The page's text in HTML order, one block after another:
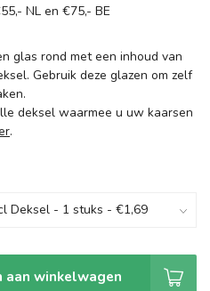
NL en €75,- BE
glas rond met een inhoud van
Gebruik deze glazen om zelf
deksel waarmee u uw kaarsen
.
aan winkelwagen